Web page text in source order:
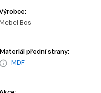
Výrobce:
Mebel Bos
Materiál přední strany:
MDF